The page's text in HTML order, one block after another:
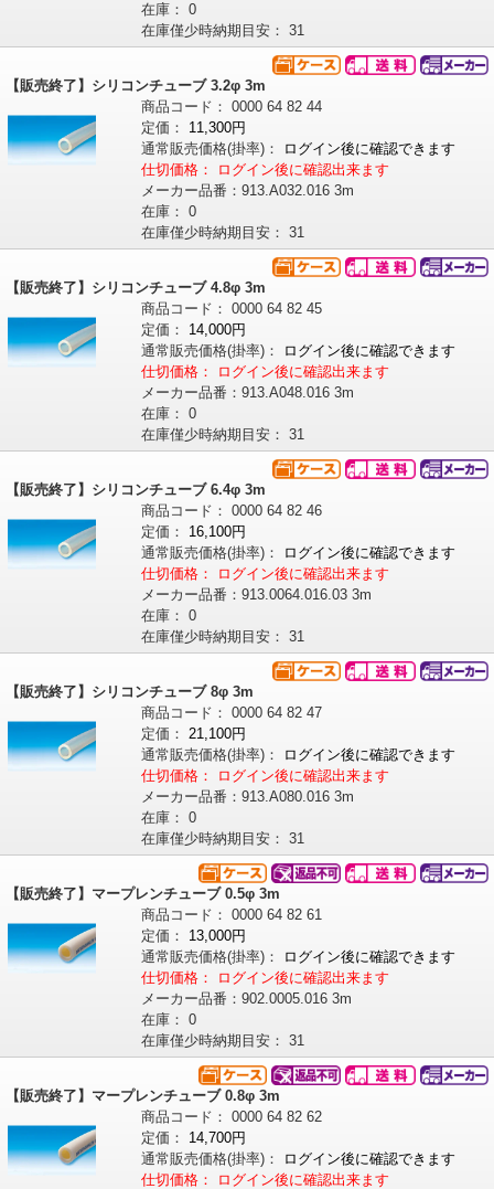
在庫： 0
在庫僅少時納期目安： 31
【販売終了】シリコンチューブ 3.2φ 3m
商品コード： 0000 64 82 44
定価：
11,300円
通常販売価格(掛率)：
ログイン後に確認できます
仕切価格：
ログイン後に確認出来ます
メーカー品番： 913.A032.016 3m
在庫： 0
在庫僅少時納期目安： 31
【販売終了】シリコンチューブ 4.8φ 3m
商品コード： 0000 64 82 45
定価：
14,000円
通常販売価格(掛率)：
ログイン後に確認できます
仕切価格：
ログイン後に確認出来ます
メーカー品番： 913.A048.016 3m
在庫： 0
在庫僅少時納期目安： 31
【販売終了】シリコンチューブ 6.4φ 3m
商品コード： 0000 64 82 46
定価：
16,100円
通常販売価格(掛率)：
ログイン後に確認できます
仕切価格：
ログイン後に確認出来ます
メーカー品番： 913.0064.016.03 3m
在庫： 0
在庫僅少時納期目安： 31
【販売終了】シリコンチューブ 8φ 3m
商品コード： 0000 64 82 47
定価： 21,100円
通常販売価格(掛率)：
ログイン後に確認できます
仕切価格：
ログイン後に確認出来ます
メーカー品番： 913.A080.016 3m
在庫： 0
在庫僅少時納期目安： 31
【販売終了】マープレンチューブ 0.5φ 3m
商品コード： 0000 64 82 61
定価：
13,000円
通常販売価格(掛率)：
ログイン後に確認できます
仕切価格：
ログイン後に確認出来ます
メーカー品番： 902.0005.016 3m
在庫： 0
在庫僅少時納期目安： 31
【販売終了】マープレンチューブ 0.8φ 3m
商品コード： 0000 64 82 62
定価：
14,700円
通常販売価格(掛率)：
ログイン後に確認できます
仕切価格：
ログイン後に確認出来ます